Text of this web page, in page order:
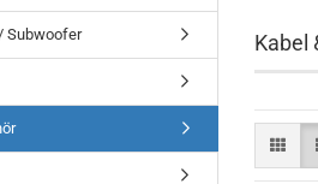
Kabel
Subwoofer